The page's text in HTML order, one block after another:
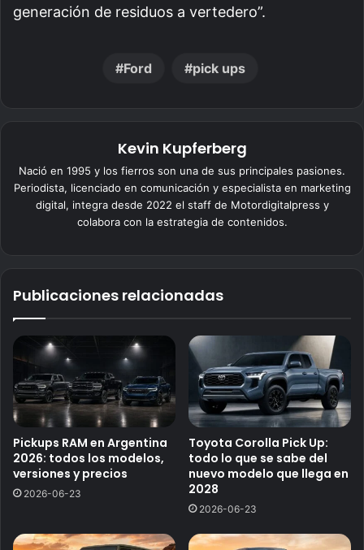
generación de residuos a vertedero”.
Ford pick ups
Kevin Kupferberg
Nació en 1995 y los fierros son una de sus principales pasiones.
Periodista, licenciado en comunicación y especialista en marketing
digital, integra desde 2022 el staff de Motordigitalpress y
colabora con la estrategia de contenidos.
Publicaciones relacionadas
Pickups RAM en Argentina
2026: todos los modelos,
versiones y precios
2026-06-23
Toyota Corolla Pick Up:
todo lo que se sabe del
nuevo modelo que llega en
2028
2026-06-23